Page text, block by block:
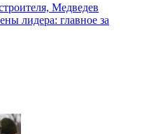
Медведев
лидера: главное за